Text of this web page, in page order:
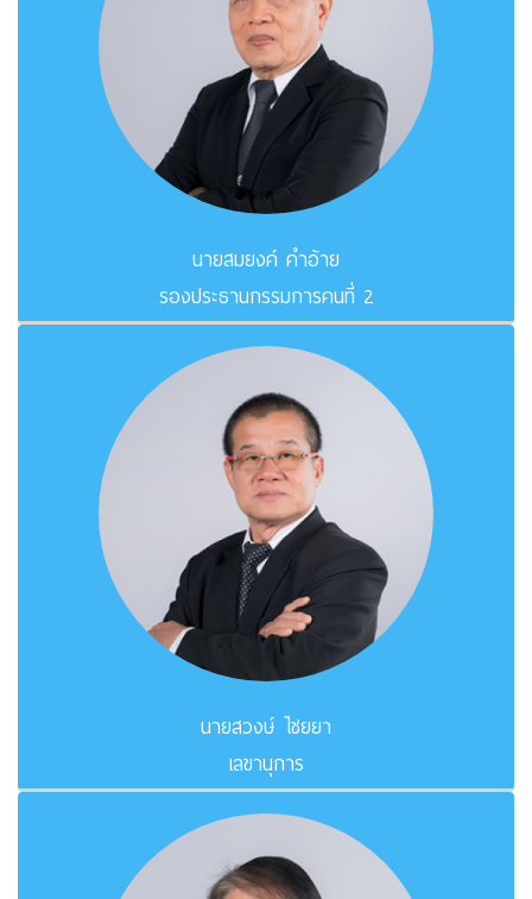
นายสมยงค์ คำอ้าย
รองประธานกรรมการคนที่ 2
นายสวงษ์ ไชยยา
เลขานุการ